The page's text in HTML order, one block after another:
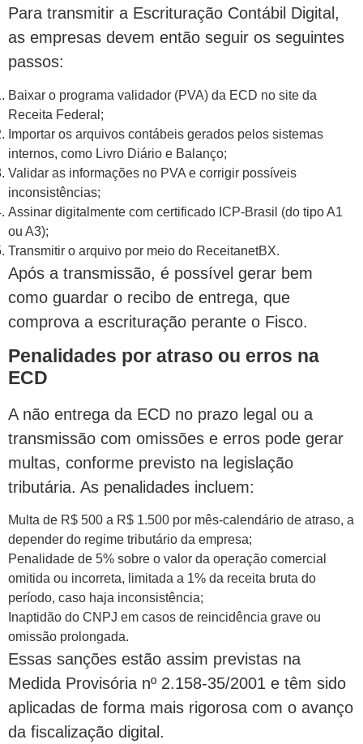
Para transmitir a Escrituração Contábil Digital,
as empresas devem então seguir os seguintes
passos:
Baixar o programa validador (PVA) da ECD no site da
Receita Federal;
Importar os arquivos contábeis gerados pelos sistemas
internos, como Livro Diário e Balanço;
Validar as informações no PVA e corrigir possíveis
inconsistências;
Assinar digitalmente com certificado ICP-Brasil (do tipo A1
ou A3);
Transmitir o arquivo por meio do ReceitanetBX.
Após a transmissão, é possível gerar bem
como guardar o recibo de entrega, que
comprova a escrituração perante o Fisco.
Penalidades por atraso ou erros na
ECD
A não entrega da ECD no prazo legal ou a
transmissão com omissões e erros pode gerar
multas, conforme previsto na legislação
tributária. As penalidades incluem:
Multa de R$ 500 a R$ 1.500 por mês-calendário de atraso, a
depender do regime tributário da empresa;
Penalidade de 5% sobre o valor da operação comercial
omitida ou incorreta, limitada a 1% da receita bruta do
período, caso haja inconsistência;
Inaptidão do CNPJ em casos de reincidência grave ou
omissão prolongada.
Essas sanções estão assim previstas na
Medida Provisória nº 2.158-35/2001 e têm sido
aplicadas de forma mais rigorosa com o avanço
da fiscalização digital.